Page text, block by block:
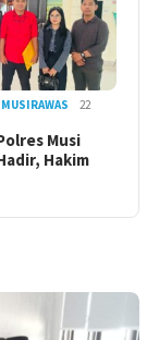
MUSIRAWAS
22
Musi
Hakim